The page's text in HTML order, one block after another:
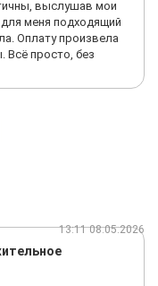
выслушав мои
меня подходящий
Оплату произвела
Всё просто, без
13:11 08.05.2026